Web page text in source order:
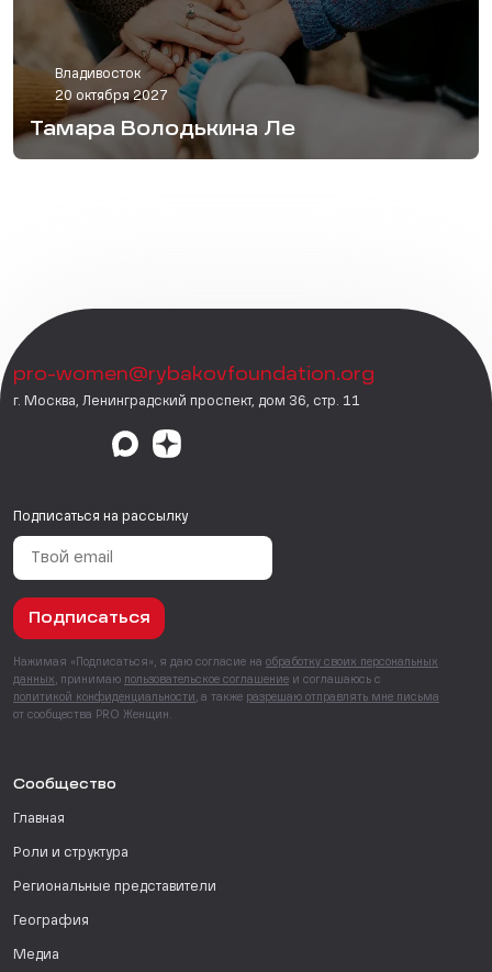
Владивосток
20 октября 2027
Тамара Володькина Ле
pro-women@rybakovfoundation.org
г. Москва, Ленинградский проспект, дом 36, стр. 11
Подписаться на рассылку
Подписаться
Нажимая «Подписаться», я даю согласие на обработку своих персональных
данных , принимаю пользовательское соглашение и соглашаюсь с
политикой конфиденциальности , а также разрешаю отправлять мне письма
от сообщества PRO Женщин.
Сообщество
Главная
Роли и структура
Региональные представители
География
Медиа